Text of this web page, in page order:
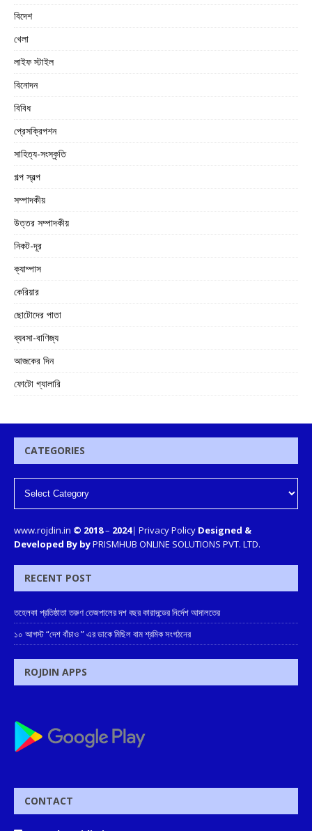
বিদেশ
খেলা
লাইফ স্টাইল
বিনোদন
বিবিধ
প্রেসক্রিপশন
সাহিত্য-সংস্কৃতি
গল্প স্বল্প
সম্পাদকীয়
উত্তর সম্পাদকীয়
নিকট-দূর
ক্যাম্পাস
কেরিয়ার
ছোটোদের পাতা
ব্যবসা-বাণিজ্য
আজকের দিন
ফোটো গ্যালারি
CATEGORIES
www.rojdin.in © 2018– 2024| Privacy Policy Designed &
Developed By byPRISMHUB ONLINE SOLUTIONS PVT. LTD.
RECENT POST
তহেলকা প্রতিষ্ঠাতা তরুণ তেজপালের দশ বছর কারাদন্ডের নির্দেশ আদালতের
১০ আগস্ট “দেশ বাঁচাও ” এর ডাকে মিছিল বাম শ্রমিক সংগঠনের
ROJDIN APPS
CONTACT